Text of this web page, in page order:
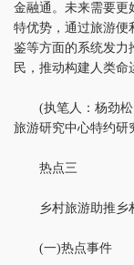
金融通。未来需要更
特优势，通过旅游便
鉴等方面的系统发力
民，推动构建人类命
(执笔人：杨劲松
旅游研究中心特约研
热点三
乡村旅游助推乡
(一)热点事件